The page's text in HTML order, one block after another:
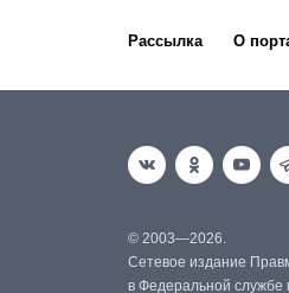
Рассылка О
© 2003—2026.
Сетевое издание
в Федеральной службе